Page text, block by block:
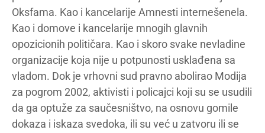
Oksfama. Kao i kancelarije Amnesti internešenela.
Kao i domove i kancelarije mnogih glavnih
opozicionih političara. Kao i skoro svake nevladine
organizacije koja nije u potpunosti usklađena sa
vladom. Dok je vrhovni sud pravno abolirao Modija
za pogrom 2002, aktivisti i policajci koji su se usudili
da ga optuže za saučesništvo, na osnovu gomile
dokaza i iskaza svedoka, ili su već u zatvoru ili se